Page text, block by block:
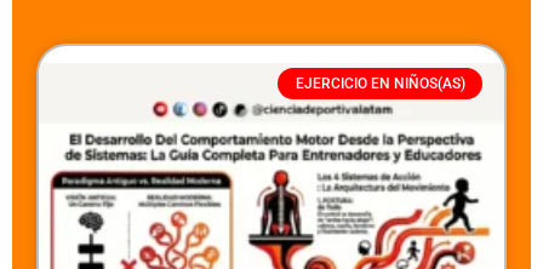
EJERCICIO EN NIÑOS(AS)